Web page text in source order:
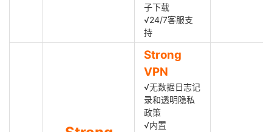
子下载
√24/7客服支
持
Strong
VPN
√无数据日志记
录和透明隐私
政策
√内置